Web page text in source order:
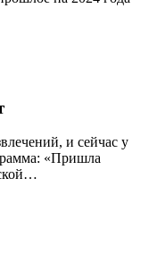
и сейчас у
«Пришла